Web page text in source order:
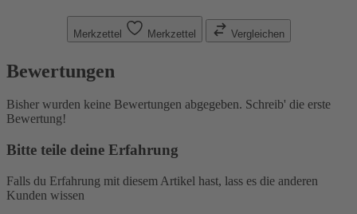
Merkzettel Merkzettel Vergleichen
Bewertungen
Bisher wurden keine Bewertungen abgegeben. Schreib' die erste
Bewertung!
Bitte teile deine Erfahrung
Falls du Erfahrung mit diesem Artikel hast, lass es die anderen
Kunden wissen